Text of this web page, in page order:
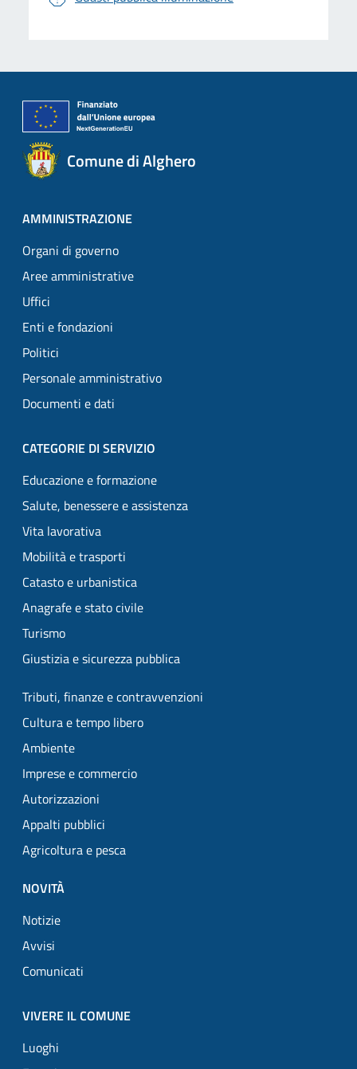
Comune di Alghero
AMMINISTRAZIONE
Organi di governo
Aree amministrative
Uffici
Enti e fondazioni
Politici
Personale amministrativo
Documenti e dati
CATEGORIE DI SERVIZIO
Educazione e formazione
Salute, benessere e assistenza
Vita lavorativa
Mobilità e trasporti
Catasto e urbanistica
Anagrafe e stato civile
Turismo
Giustizia e sicurezza pubblica
Tributi, finanze e contravvenzioni
Cultura e tempo libero
Ambiente
Imprese e commercio
Autorizzazioni
Appalti pubblici
Agricoltura e pesca
NOVITÀ
Notizie
Avvisi
Comunicati
VIVERE IL COMUNE
Luoghi